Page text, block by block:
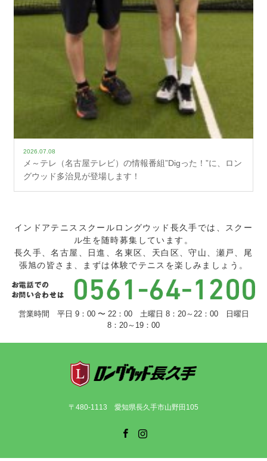
2026.07.08
メ～テレ（名古屋テレビ）の情報番組”Digった！”に、ロン
グウッド多治見が登場します！
インドアテニススクールロングウッド長久手では、スクー
ル生を随時募集しています。
長久手、名古屋、日進、名東区、天白区、守山、瀬戸、尾
張旭の皆さま、まずは体験でテニスを楽しみましょう。
営業時間 平日 9：00 〜 22：00 土曜日 8：20～22：00 日曜日
8：20～19：00
〒480-1113 愛知県長久手市山野田105